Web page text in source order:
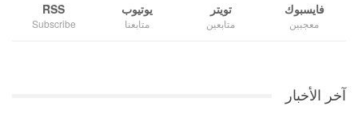
فايسبوك
معجبين
تويتر
متابعين
يوتيوب
متابعنا
RSS
Subscribe
آخر الأخبار